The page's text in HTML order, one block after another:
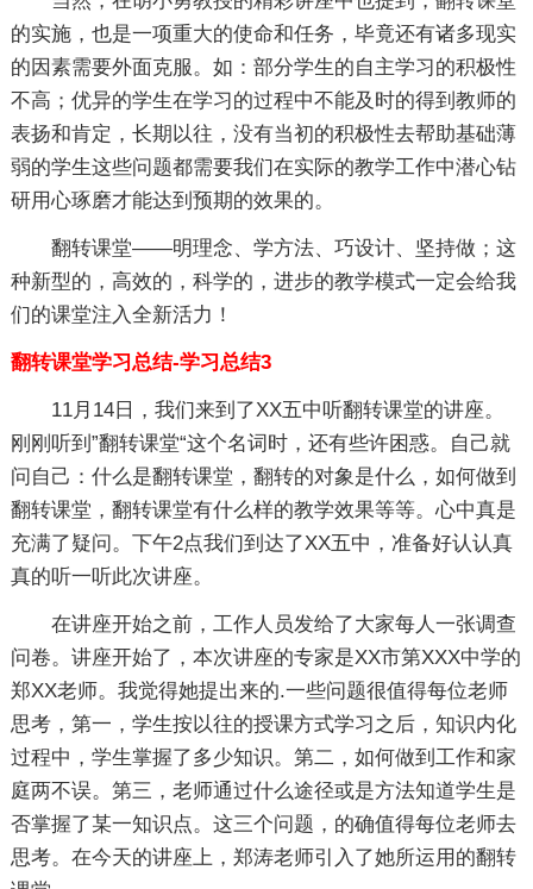
的实施，也是一项重大的使命和任务，毕竟还有诸多现实
的因素需要外面克服。如：部分学生的自主学习的积极性
不高；优异的学生在学习的过程中不能及时的得到教师的
表扬和肯定，长期以往，没有当初的积极性去帮助基础薄
弱的学生这些问题都需要我们在实际的教学工作中潜心钻
研用心琢磨才能达到预期的效果的。
翻转课堂——明理念、学方法、巧设计、坚持做；这
种新型的，高效的，科学的，进步的教学模式一定会给我
们的课堂注入全新活力！
翻转课堂学习总结-学习总结3
11月14日，我们来到了XX五中听翻转课堂的讲座。
刚刚听到”翻转课堂“这个名词时，还有些许困惑。自己就
问自己：什么是翻转课堂，翻转的对象是什么，如何做到
翻转课堂，翻转课堂有什么样的教学效果等等。心中真是
充满了疑问。下午2点我们到达了XX五中，准备好认认真
真的听一听此次讲座。
在讲座开始之前，工作人员发给了大家每人一张调查
问卷。讲座开始了，本次讲座的专家是XX市第XXX中学的
郑XX老师。我觉得她提出来的.一些问题很值得每位老师
思考，第一，学生按以往的授课方式学习之后，知识内化
过程中，学生掌握了多少知识。第二，如何做到工作和家
庭两不误。第三，老师通过什么途径或是方法知道学生是
否掌握了某一知识点。这三个问题，的确值得每位老师去
思考。在今天的讲座上，郑涛老师引入了她所运用的翻转